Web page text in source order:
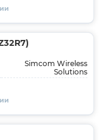
Simcom Wireless
Solutions